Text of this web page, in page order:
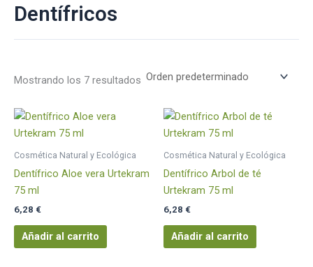
Dentífricos
Mostrando los 7 resultados
Cosmética Natural y Ecológica
Dentífrico Aloe vera Urtekram
75 ml
6,28 €
Añadir al carrito
Cosmética Natural y Ecológica
Dentífrico Arbol de té
Urtekram 75 ml
6,28 €
Añadir al carrito